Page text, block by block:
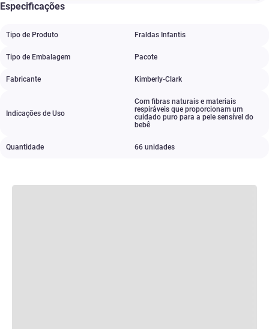
Especificações
Tipo de Produto Fraldas Infantis
Tipo de Embalagem Pacote
Fabricante Kimberly-Clark
Indicações de Uso
Com fibras naturais e materiais
respiráveis que proporcionam um
cuidado puro para a pele sensível do
bebê
Quantidade 66 unidades